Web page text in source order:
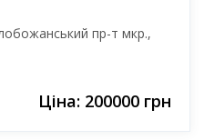
Ціна: 200000 грн
пр-т мкр.,